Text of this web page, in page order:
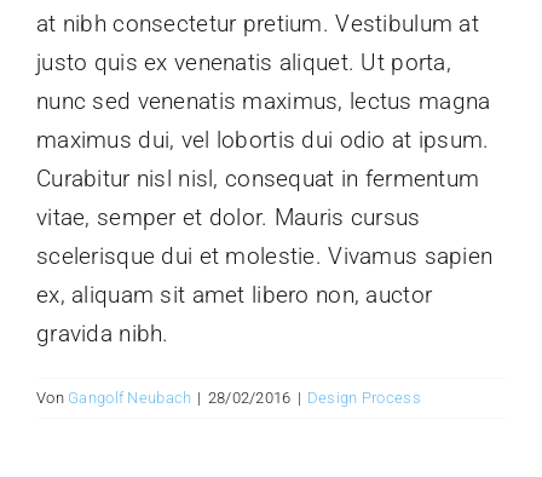
at nibh consectetur pretium. Vestibulum at
justo quis ex venenatis aliquet. Ut porta,
nunc sed venenatis maximus, lectus magna
maximus dui, vel lobortis dui odio at ipsum.
Curabitur nisl nisl, consequat in fermentum
vitae, semper et dolor. Mauris cursus
scelerisque dui et molestie. Vivamus sapien
ex, aliquam sit amet libero non, auctor
gravida nibh.
Von Gangolf Neubach | 28/02/2016 | Design Process